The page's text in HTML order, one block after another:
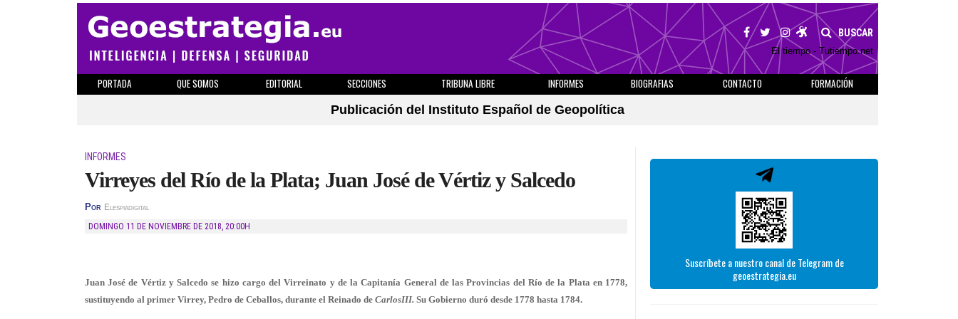
BUSCAR
El tiempo - Tutiempo.net
PORTADA QUE SOMOS EDITORIAL SECCIONES TRIBUNA LIBRE INFORMES BIOGRAFIAS CONTACTO
FORMACIÓN
Publicación del Instituto Español de Geopolítica
INFORMES
Virreyes del Río de la Plata; Juan José de Vértiz y Salcedo
Por Elespiadigital
DOMINGO 11 DE NOVIEMBRE DE 2018, 20:00H
Juan José de Vértiz y Salcedo se hizo cargo del Virreinato y de la Capitanía General de las Provincias del Río de la Plata en 1778,
sustituyendo al primer Virrey, Pedro de Ceballos, durante el Reinado de CarlosIII. Su Gobierno duró desde 1778 hasta 1784.
Suscríbete a nuestro canal de Telegram de
geoestrategia.eu